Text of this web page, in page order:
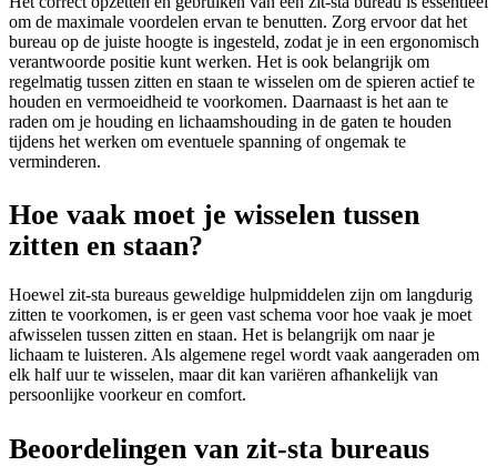
om de maximale voordelen ervan te benutten. Zorg ervoor dat het
bureau op de juiste hoogte is ingesteld, zodat je in een ergonomisch
verantwoorde positie kunt werken. Het is ook belangrijk om
regelmatig tussen zitten en staan te wisselen om de spieren actief te
houden en vermoeidheid te voorkomen. Daarnaast is het aan te
raden om je houding en lichaamshouding in de gaten te houden
tijdens het werken om eventuele spanning of ongemak te
verminderen.
Hoe vaak moet je wisselen tussen
zitten en staan?
Hoewel zit-sta bureaus geweldige hulpmiddelen zijn om langdurig
zitten te voorkomen, is er geen vast schema voor hoe vaak je moet
afwisselen tussen zitten en staan. Het is belangrijk om naar je
lichaam te luisteren. Als algemene regel wordt vaak aangeraden om
elk half uur te wisselen, maar dit kan variëren afhankelijk van
persoonlijke voorkeur en comfort.
Beoordelingen van zit-sta bureaus